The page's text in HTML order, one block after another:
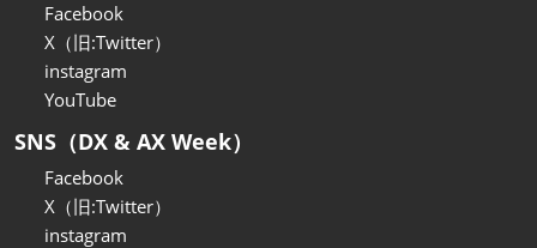
Facebook
X（旧:Twitter）
instagram
YouTube
SNS（DX & AX Week）
Facebook
X（旧:Twitter）
instagram